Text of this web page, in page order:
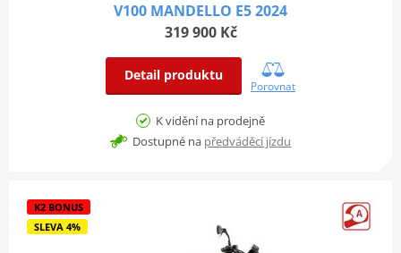
V100 MANDELLO E5 2024
319 900 Kč
Detail produktu
Porovnat
K vidění na prodejně
Dostupné na předváděcí jízdu
K2 BONUS
SLEVA 4%